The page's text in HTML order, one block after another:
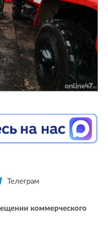
Телеграм
коммерческого